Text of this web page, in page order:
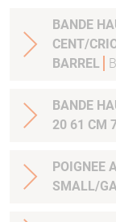
BANDE
CENT/
BARREL
BANDE
20 61 CM
POIGNEE
SMALL/